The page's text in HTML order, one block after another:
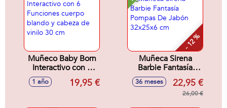
Muñeco Baby Born
Interactivo con 6
Funciones cuerpo
blando y cabeza de
1 año 19,95 €
- 12 %
Muñeca Sirena
Barbie Fantasía
Pompas De Jabón
32x25x6 cm
36 meses 22,95 €
26,00 €